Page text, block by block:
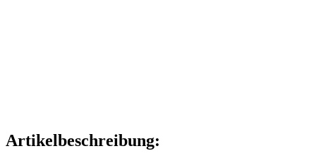
Artikelbeschreibung: